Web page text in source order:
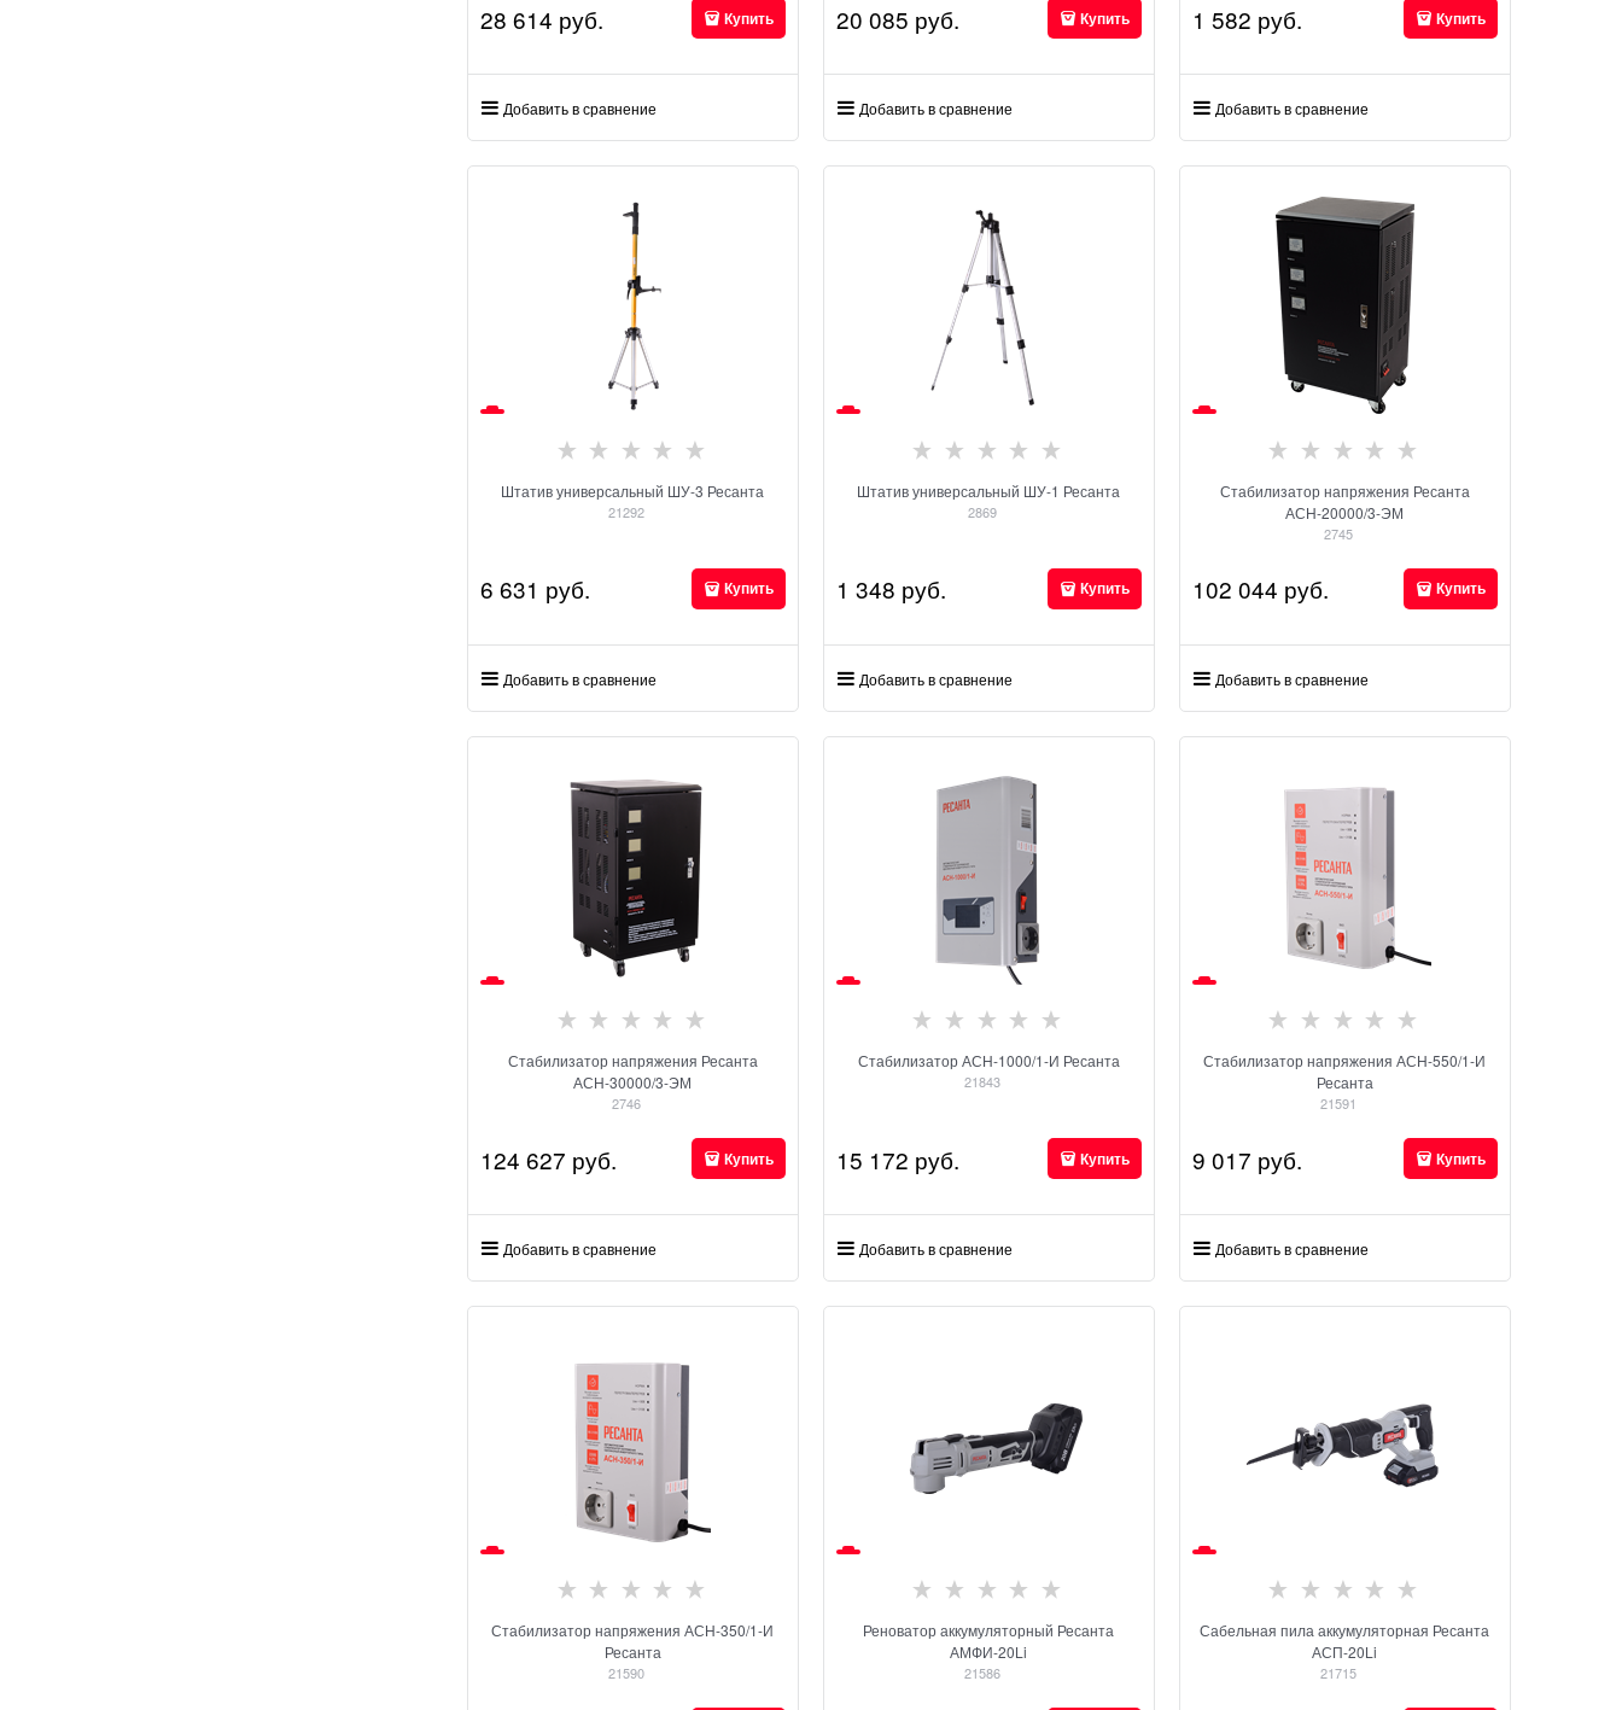
28 614 руб. Купить
Добавить в сравнение
20 085 руб. Купить
Добавить в сравнение
1 582 руб. Купить
Добавить в сравнение
Штатив универсальный ШУ-3 Ресанта
21292
6 631 руб. Купить
Добавить в сравнение
Штатив универсальный ШУ-1 Ресанта
2869
1 348 руб. Купить
Добавить в сравнение
Стабилизатор напряжения Ресанта
АСН-20000/3-ЭМ
2745
102 044 руб. Купить
Добавить в сравнение
Стабилизатор напряжения Ресанта
АСН-30000/3-ЭМ
2746
124 627 руб. Купить
Добавить в сравнение
Стабилизатор АСН-1000/1-И Ресанта
21843
15 172 руб. Купить
Добавить в сравнение
Стабилизатор напряжения АСН-550/1-И
Ресанта
21591
9 017 руб. Купить
Добавить в сравнение
Стабилизатор напряжения АСН-350/1-И
Ресанта
21590
Реноватор аккумуляторный Ресанта
АМФИ-20Li
21586
Сабельная пила аккумуляторная Ресанта
АСП-20Li
21715